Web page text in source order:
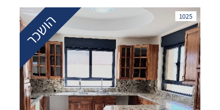
1025 הושכר